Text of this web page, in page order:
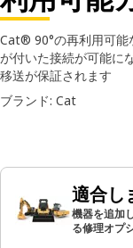
Cat® 90°の再利用可能
が付いた接続が可能に
移送が保証されます
ブランド: Cat
適合し
機器を追加
る修理オプ